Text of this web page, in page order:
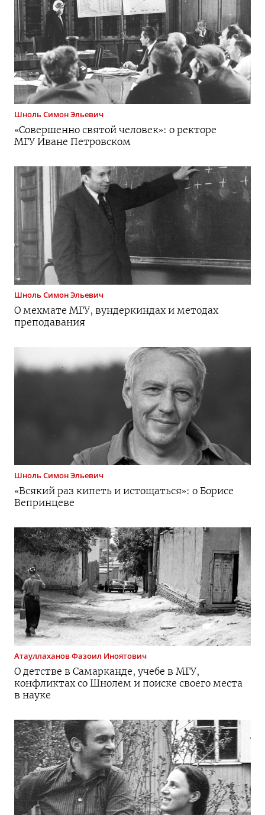
ШнольСимон Эльевич
«Совершенно святой человек»: о ректоре
МГУ Иване Петровском
ШнольСимон Эльевич
О мехмате МГУ, вундеркиндах и методах
преподавания
ШнольСимон Эльевич
«Всякий раз кипеть и истощаться»: о Борисе
Вепринцеве
АтауллахановФазоил Иноятович
О детстве в Самарканде, учебе в МГУ,
конфликтах со Шнолем и поиске своего места
в науке